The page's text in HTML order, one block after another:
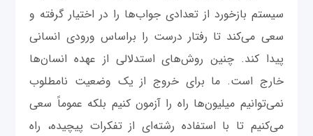
سیستم بازخورد از تعدادی جواب‌ها را در اختیار گرفته و
سعی می‌کند تا رفتار درست را بر‌اساس ورودی انسانی
پیدا کند. چنین روش‌های استدلالی از عهده انسان‌ها
خارج است. ما برای خروج از یک وضعیت نامطلوب
نمی‌توانیم میلیون‌ها راه را آزمون کنیم بلکه عموماً سعی
می‌کنیم تا با استفاده رشته‌ای از تفکرات پیچیده، راه